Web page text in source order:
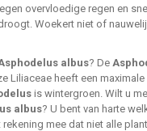
overvloedige regen en
Woekert niet of
albus? De
Liliaceae heeft een
is wintergroen. Wilt u
albus? U bent van harte
mee dat niet alle